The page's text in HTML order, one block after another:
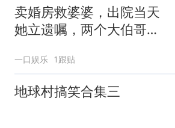
卖婚房救婆婆，出院当天
她立遗嘱，两个大伯哥傻
一口娱乐 1跟贴
地球村搞笑合集三